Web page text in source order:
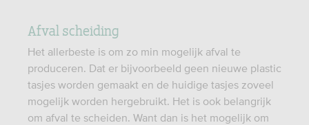
Afval scheiding
Het allerbeste is om zo min mogelijk afval te
produceren. Dat er bijvoorbeeld geen nieuwe plastic
tasjes worden gemaakt en de huidige tasjes zoveel
mogelijk worden hergebruikt. Het is ook belangrijk
om afval te scheiden. Want dan is het mogelijk om